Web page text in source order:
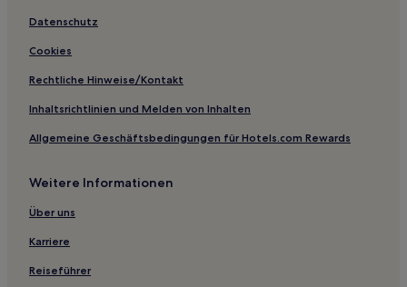
Datenschutz
Cookies
Rechtliche Hinweise/Kontakt
Inhaltsrichtlinien und Melden von Inhalten
Allgemeine Geschäftsbedingungen für Hotels.com Rewards
Weitere Informationen
Über uns
Karriere
Reiseführer